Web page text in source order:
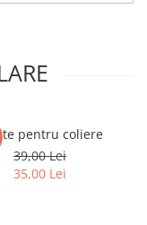
pentru coliere
39,00 Lei
35,00 Lei